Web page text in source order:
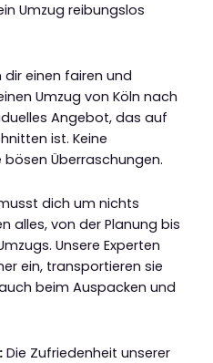
Umzug reibungslos
dir einen fairen und
Umzug von Köln nach
Angebot, das auf
ist. Keine
bösen Überraschungen.
dich um nichts
alles, von der Planung bis
Unsere Experten
ein, transportieren sie
beim Auspacken und
Die Zufriedenheit unserer